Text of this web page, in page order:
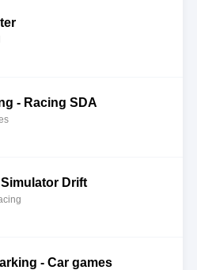
- Racing SDA
Drift
- Car games